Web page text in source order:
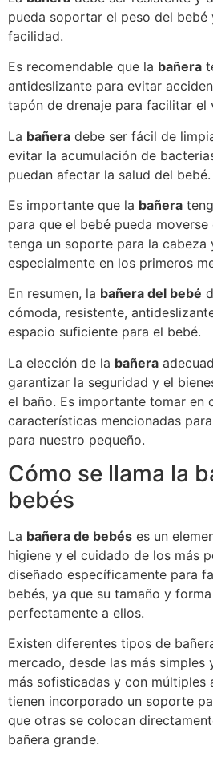
pueda soportar el peso del bebé
facilidad.
Es recomendable que la bañera
antideslizante para evitar
tapón de drenaje para facilitar el
La bañera debe ser fácil de
evitar la acumulación de
puedan afectar la salud del bebé.
Es importante que la bañera
para que el bebé pueda
tenga un soporte para la cabeza
especialmente en los primeros
En resumen, la bañera del bebé
cómoda, resistente,
espacio suficiente para el bebé.
La elección de la bañera
garantizar la seguridad y el
el baño. Es importante tomar en
características mencionadas
para nuestro pequeño.
Cómo se llama la
bebés
La bañera de bebés es un
higiene y el cuidado de los más
diseñado específicamente para
bebés, ya que su tamaño y
perfectamente a ellos.
Existen diferentes tipos de
mercado, desde las más simples
más sofisticadas y con múltiples
tienen incorporado un soporte
que otras se colocan
bañera grande.